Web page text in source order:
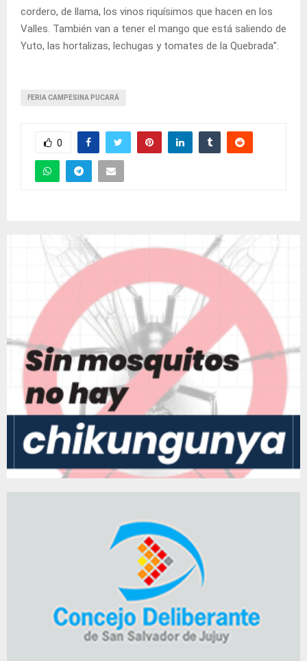
cordero, de llama, los vinos riquísimos que hacen en los
Valles. También van a tener el mango que está saliendo de
Yuto, las hortalizas, lechugas y tomates de la Quebrada”.
FERIA CAMPESINA PUCARÁ
0